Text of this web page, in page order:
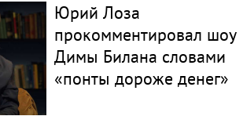
Юрий Лоза
прокомментировал шоу
Димы Билана словами
«понты дороже денег»